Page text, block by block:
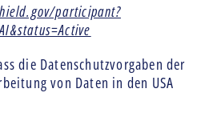
participant?
die Datenschutzvorgaben der
von Daten in den USA